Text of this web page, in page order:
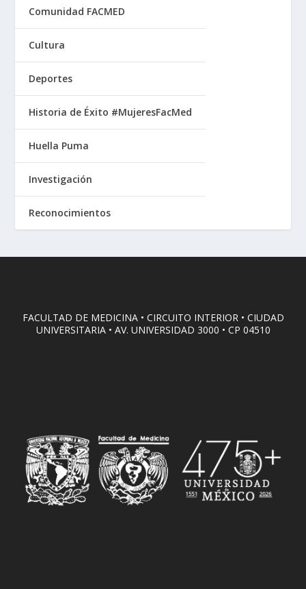
Comunidad FACMED
Cultura
Deportes
Historia de Éxito #MujeresFacMed
Huella Puma
Investigación
Reconocimientos
FACULTAD DE MEDICINA • CIRCUITO INTERIOR • CIUDAD
UNIVERSITARIA • AV. UNIVERSIDAD 3000 • CP 04510